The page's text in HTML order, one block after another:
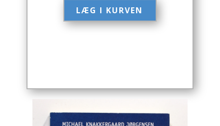
Børnebøger
Engelsk
LÆG I KURVEN​